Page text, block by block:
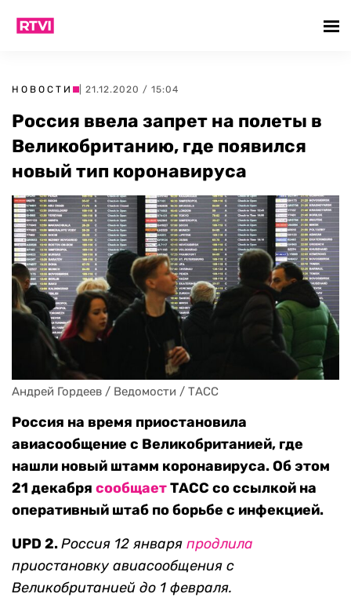
НОВОСТИ | 21.12.2020 / 15:04
Россия ввела запрет на полеты в
Великобританию, где появился
новый тип коронавируса
Андрей Гордеев / Ведомости / ТАСС
Россия на время приостановила
авиасообщение с Великобританией, где
нашли новый штамм коронавируса. Об этом
21 декабря сообщаетТАСС со ссылкой на
оперативный штаб по борьбе с инфекцией.
UPD 2.Россия 12 января продлила
приостановку авиасообщения с
Великобританией до 1 февраля.